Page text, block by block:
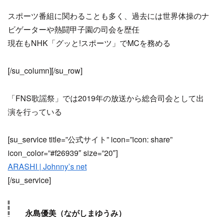
スポーツ番組に関わることも多く、過去には世界体操のナ
ビゲーターや熱闘甲子園の司会を歴任
現在もNHK「グッと!スポーツ」でMCを務める
[/su_column][/su_row]
「FNS歌謡祭」では2019年の放送から総合司会として出
演を行っている
[su_service title=”公式サイト” icon=”icon: share”
icon_color=”#f26939″ size=”20″]
ARASHI | Johnny’s net
[/su_service]
永島優美（ながしまゆうみ）